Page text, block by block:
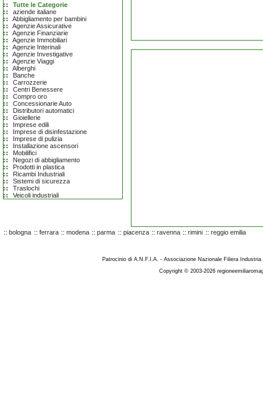
Tutte le Categorie
aziende italiane
Abbigliamento per bambini
Agenzie Assicurative
Agenzie Finanziarie
Agenzie Immobiliari
Agenzie Interinali
Agenzie Investigative
Agenzie Viaggi
Alberghi
Banche
Carrozzerie
Centri Benessere
Compro oro
Concessionarie Auto
Distributori automatici
Gioiellerie
Imprese edili
Imprese di disinfestazione
Imprese di pulizia
Installazione ascensori
Mobilifici
Negozi di abbigliamento
Prodotti in plastica
Ricambi Industriali
Sistemi di sicurezza
Traslochi
Veicoli industriali
:: bologna :: ferrara :: modena :: parma :: piacenza :: ravenna :: rimini :: reggio emilia
Patrocinio di A.N.F.I.A. - Associazione Nazionale Filiera
Copyright © 2003-2026